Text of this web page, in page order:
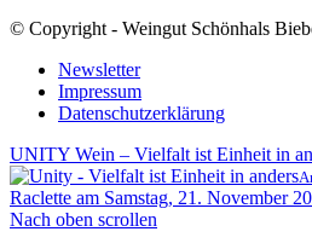
© Copyright - Weingut Schönhals
Newsletter
Impressum
Datenschutzerklärung
UNITY Wein – Vielfalt ist Einheit in
Raclette am Samstag, 21. November
Nach oben scrollen